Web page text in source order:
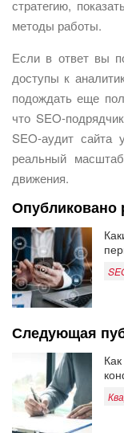
стратегию,
методы работы.
Если в ответ вы
доступы к
подождать еще
что SEO-
SEO-аудит сайта
реальный
движения.
Опубликовано
Следующая